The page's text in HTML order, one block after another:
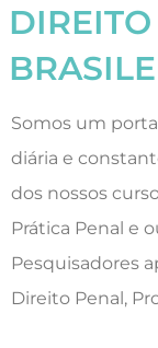
Somos um
diária e
dos nossos
Prática Penal e
Pesquisadores
Direito Penal,